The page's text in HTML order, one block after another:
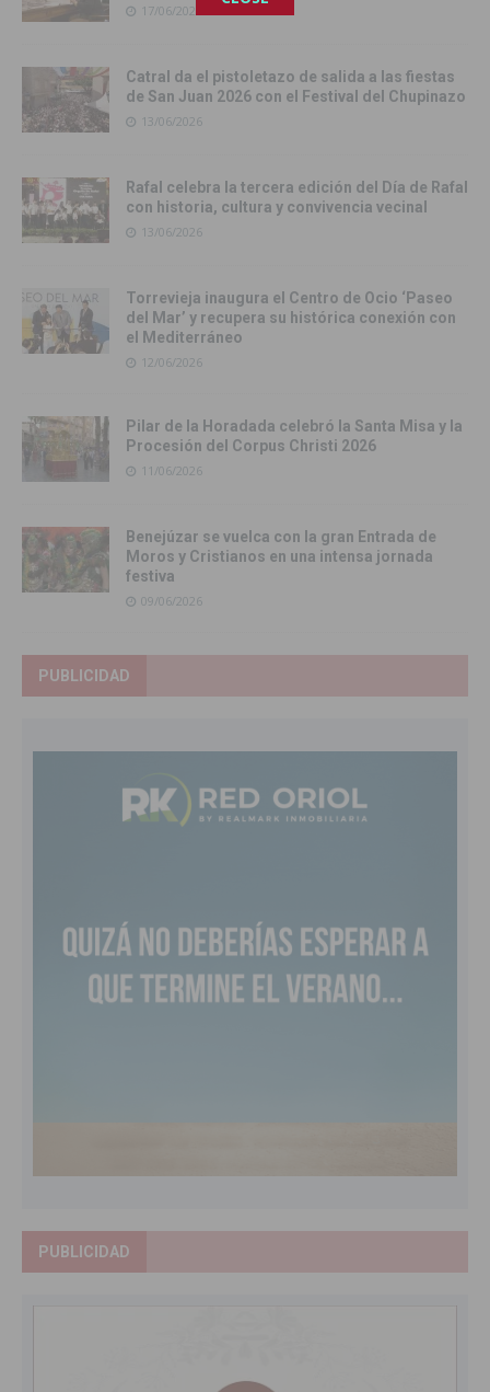
17/06/2026
Catral da el pistoletazo de salida a las fiestas
de San Juan 2026 con el Festival del Chupinazo
13/06/2026
Rafal celebra la tercera edición del Día de Rafal
con historia, cultura y convivencia vecinal
13/06/2026
Torrevieja inaugura el Centro de Ocio ‘Paseo
del Mar’ y recupera su histórica conexión con
el Mediterráneo
12/06/2026
Pilar de la Horadada celebró la Santa Misa y la
Procesión del Corpus Christi 2026
11/06/2026
Benejúzar se vuelca con la gran Entrada de
Moros y Cristianos en una intensa jornada
festiva
09/06/2026
PUBLICIDAD
PUBLICIDAD